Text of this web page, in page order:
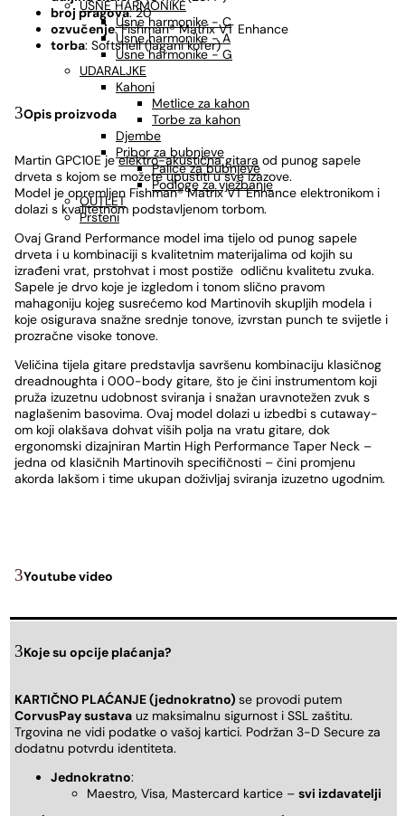
USNE HARMONIKE
Usne harmonike - C
Usne harmonike - A
Usne harmonike - G
UDARALJKE
Kahoni
Metlice za kahon
Torbe za kahon
Djembe
Pribor za bubnjeve
Palice za bubnjeve
Podloge za vježbanje
OUTLET
Prsteni
broj pragova: 20
ozvučenje: Fishman® Matrix VT Enhance
torba: Softshell (lagani kofer)
Opis proizvoda
Martin GPC10E jeelektro-akustična gitara od punog sapele
drveta s kojom se možete upustiti u sve izazove.
Model je opremljen Fishman® Matrix VT Enhance elektronikom i
dolazi s kvalitetnom podstavljenom torbom.
Ovaj Grand Performance model ima tijelo od punog sapele
drveta i u kombinaciji s kvalitetnim materijalima od kojih su
izrađeni vrat, prstohvat i most postiže odličnu kvalitetu zvuka.
Sapele je drvo koje je izgledom i tonom slično pravom
mahagoniju kojeg susrećemo kod Martinovih skupljih modela i
koje osigurava snažne srednje tonove, izvrstan punch te svijetle i
prozračne visoke tonove.
Veličina tijela gitare predstavlja savršenu kombinaciju klasičnog
dreadnoughta i 000-body gitare, što je čini instrumentom koji
pruža izuzetnu udobnost sviranja i snažan uravnotežen zvuk s
naglašenim basovima. Ovaj model dolazi u izbedbi s cutaway-
om koji olakšava dohvat viših polja na vratu gitare, dok
ergonomski dizajniran Martin High Performance Taper Neck –
jedna od klasičnih Martinovih specifičnosti – čini promjenu
akorda lakšom i time ukupan doživljaj sviranja izuzetno ugodnim.
Youtube video
Koje su opcije plaćanja?
KARTIČNO PLAĆANJE (jednokratno) se provodi putem
CorvusPay sustava uz maksimalnu sigurnost i SSL zaštitu.
Trgovina ne vidi podatke o vašoj kartici. Podržan 3-D Secure za
dodatnu potvrdu identiteta.
Jednokratno:
Maestro, Visa, Mastercard kartice – svi izdavatelji